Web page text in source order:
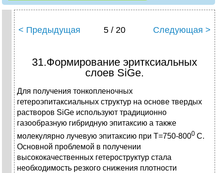
< Предыдущая 5 / 20 Следующая >
31.Формирование эритксиальных
слоев SiGe.
Для получения тонкопленочных
гетероэпитаксиальных структур на основе твердых
растворов SiGe используют традиционно
газообразную гибридную эпитаксию а также
молекулярно лучевую эпитаксию при Т=750-8000 С.
Основной проблемой в получении
высококачественных гетероструктур стала
необходимость резкого снижения плотности